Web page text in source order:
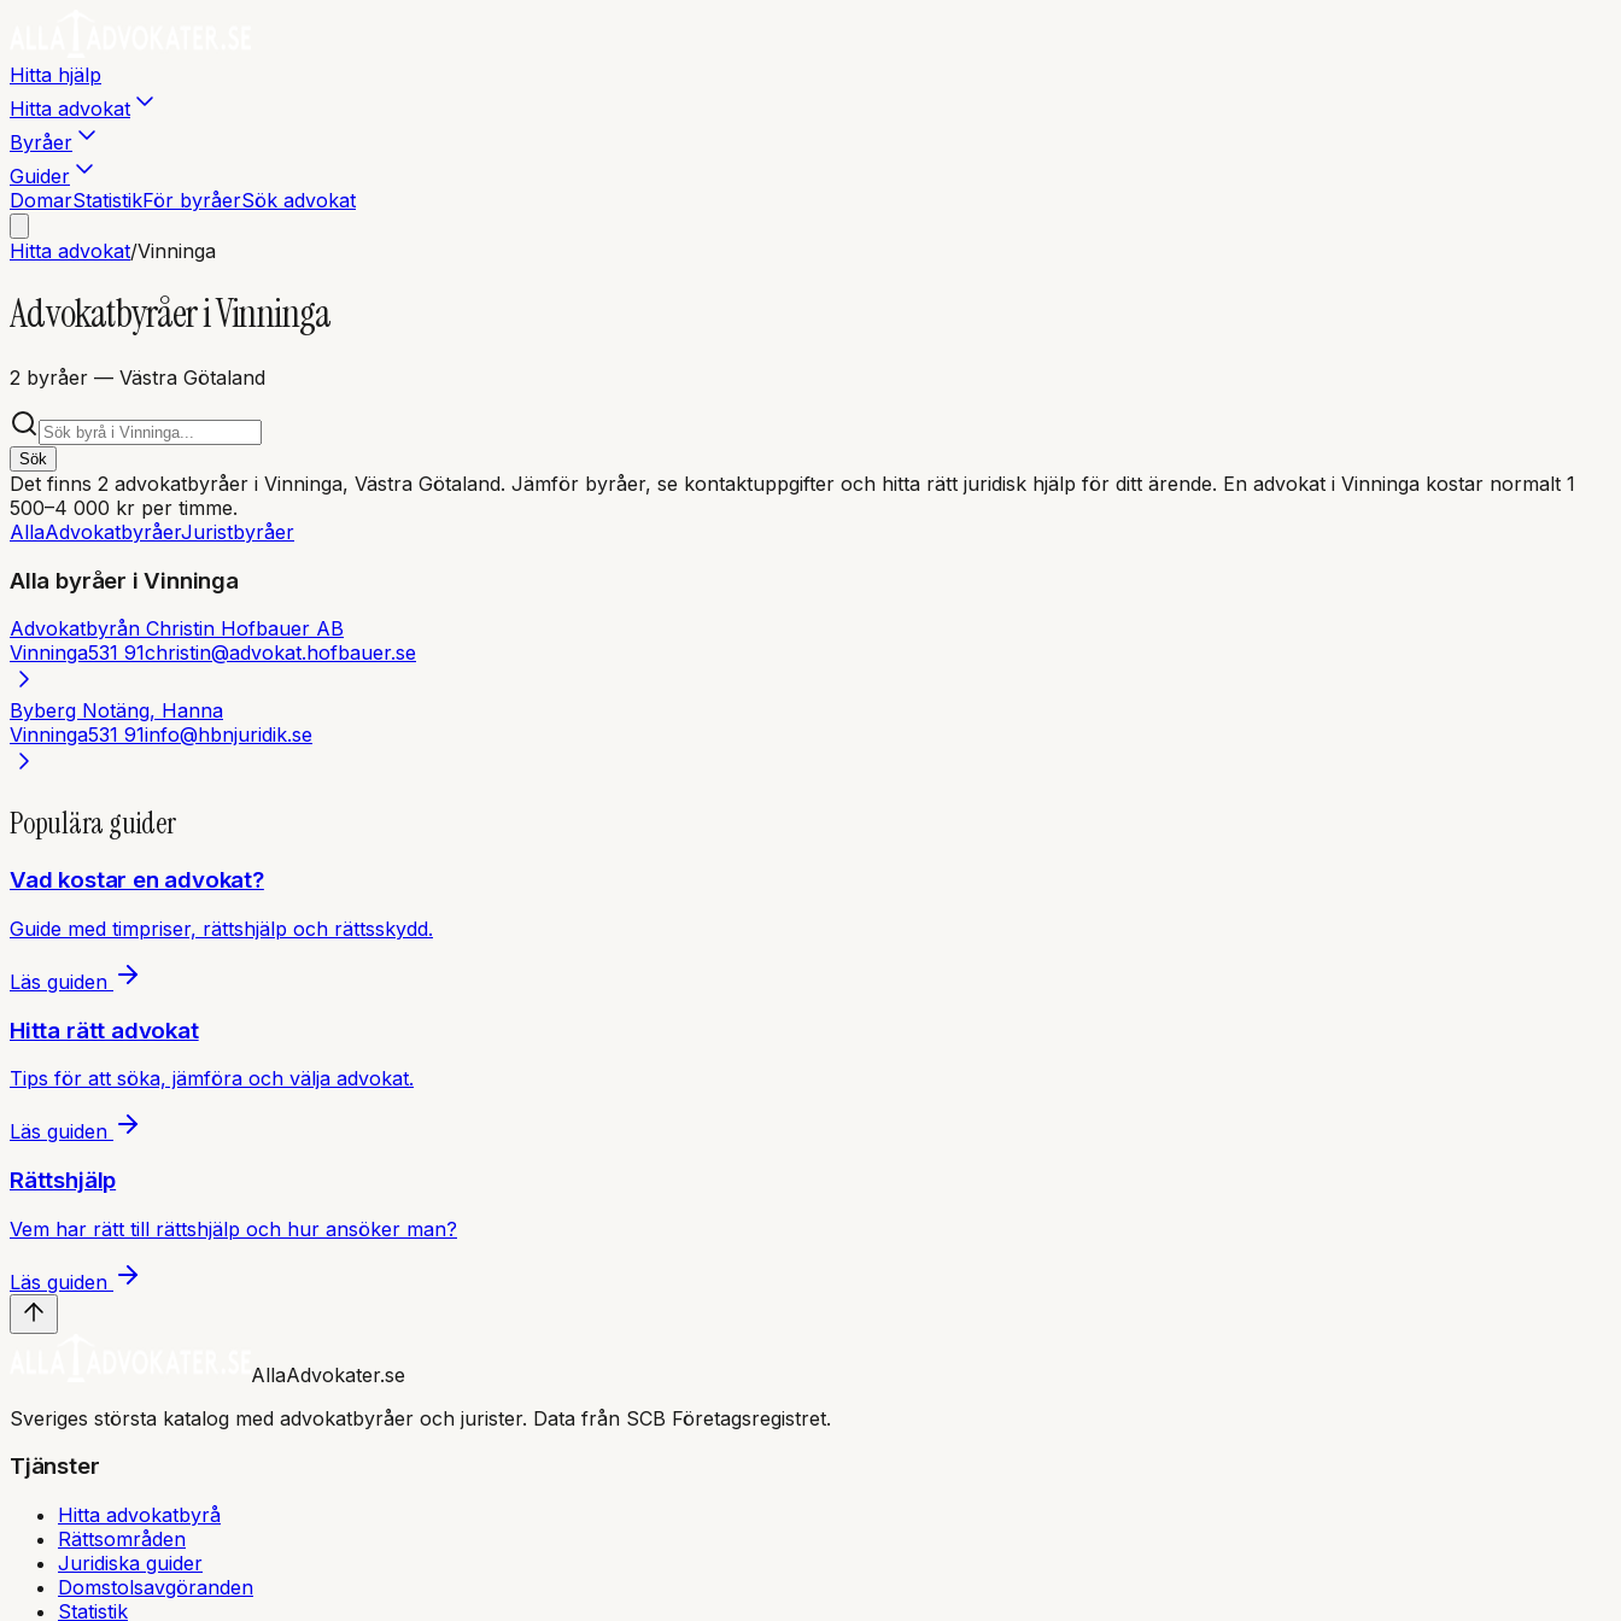
Hitta hjälp
Hitta advokat
Byråer
Guider
DomarStatistikFör byråerSök advokat
Hitta advokat/Vinninga
Advokatbyråer iVinninga
2 byråer — Västra Götaland
Sök
Det finns 2 advokatbyråer i Vinninga, Västra Götaland. Jämför byråer, se kontaktuppgifter och hitta rätt juridisk hjälp för ditt ärende. En advokat i Vinninga kostar normalt 1
500–4 000 kr per timme.
AllaAdvokatbyråerJuristbyråer
Alla byråer iVinninga
Advokatbyrån Christin Hofbauer AB
Vinninga531 91christin@advokat.hofbauer.se
Byberg Notäng, Hanna
Vinninga531 91info@hbnjuridik.se
Populära guider
Vad kostar en advokat?
Guide med timpriser, rättshjälp och rättsskydd.
Läs guiden
Hitta rätt advokat
Tips för att söka, jämföra och välja advokat.
Läs guiden
Rättshjälp
Vem har rätt till rättshjälp och hur ansöker man?
Läs guiden
AllaAdvokater.se
Sveriges största katalog med advokatbyråer och jurister. Data från SCB Företagsregistret.
Tjänster
Hitta advokatbyrå
Rättsområden
Juridiska guider
Domstolsavgöranden
Statistik